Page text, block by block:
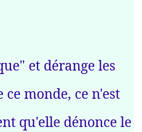
et dérange les
ce monde, ce n'est
qu'elle dénonce le